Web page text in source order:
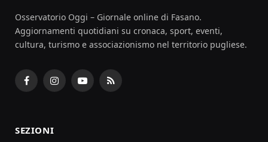
Osservatorio Oggi – Giornale online di Fasano.
Aggiornamenti quotidiani su cronaca, sport, eventi,
cultura, turismo e associazionismo nel territorio pugliese.
FacebookInstagramYouTubeRSS
SEZIONI